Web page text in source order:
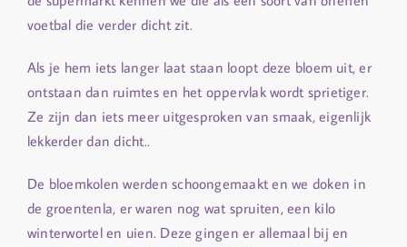
voetbal die verder dicht zit.
Als je hem iets langer laat staan loopt deze bloem uit, er
ontstaan dan ruimtes en het oppervlak wordt sprietiger.
Ze zijn dan iets meer uitgesproken van smaak, eigenlijk
lekkerder dan dicht..
De bloemkolen werden schoongemaakt en we doken in
de groentenla, er waren nog wat spruiten, een kilo
winterwortel en uien. Deze gingen er allemaal bij en